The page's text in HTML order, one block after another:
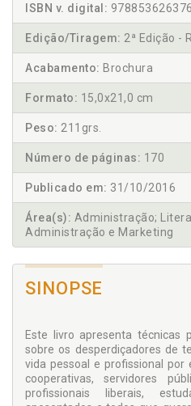
ISBN v. digital:
Edição/Tiragem: 2ª Edição -
Acabamento: Brochura
Formato: 15,0x21,0 cm
Peso: 211grs.
Número de páginas: 170
Publicado em: 31/10/2016
Área(s): Administração;
Administração e Marketing
SINOPSE
Este livro apresenta técnicas
sobre os desperdiça­dores de
vida pessoal e profissional por
cooperativas, servidores
profissionais liberais,